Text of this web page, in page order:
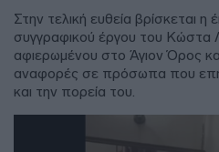
Στην τελική ευθεία βρίσκεται η
συγγραφικού έργου του Κώστα
αφιερωμένου στο Άγιον Όρος
αναφορές σε πρόσωπα που
και την πορεία του.